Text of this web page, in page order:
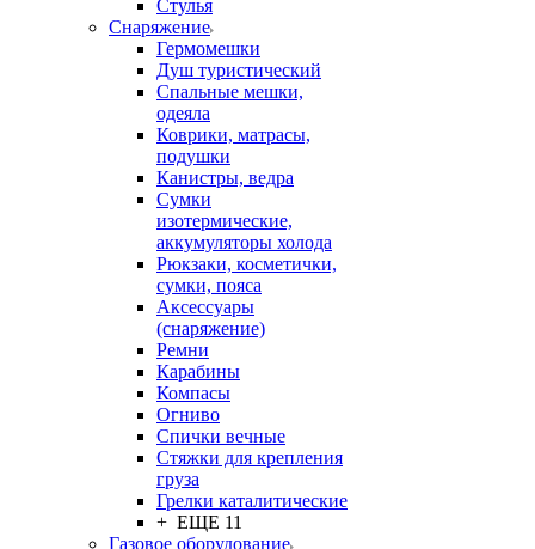
Стулья
Снаряжение
Гермомешки
Душ туристический
Спальные мешки,
одеяла
Коврики, матрасы,
подушки
Канистры, ведра
Сумки
изотермические,
аккумуляторы холода
Рюкзаки, косметички,
сумки, пояса
Аксессуары
(снаряжение)
Ремни
Карабины
Компасы
Огниво
Спички вечные
Стяжки для крепления
груза
Грелки каталитические
+ ЕЩЕ 11
Газовое оборудование